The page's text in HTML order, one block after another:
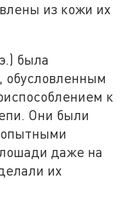
из кожи их
была
обусловленным
к
Они были
опытными
даже на
их